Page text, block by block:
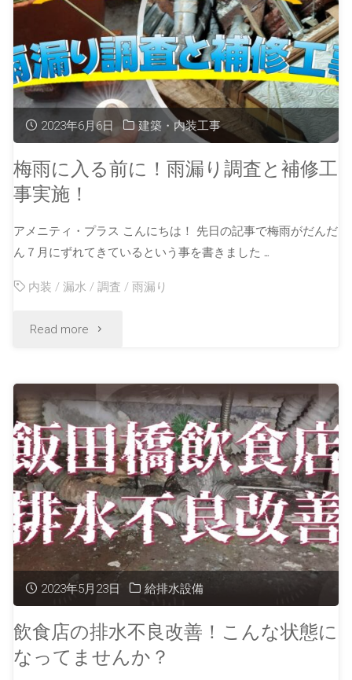
2023年6月6日 建築・内装工事
梅雨に入る前に！雨漏り調査と補修工
事実施！
アメニティ・プラス こんにちは！ 先日の記事で梅雨がだんだ
ん７月にずれてきているという事を書きました …
内装 /漏水 /調査 /雨漏り
Read more
2023年5月23日 給排水設備
飲食店の排水不良改善！こんな状態に
なってませんか？